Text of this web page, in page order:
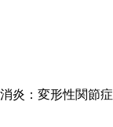
炎：変形性関節